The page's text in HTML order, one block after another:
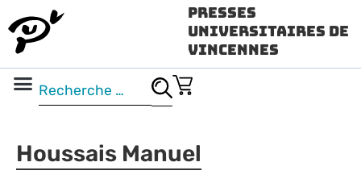
Presses
Universitaires de
Vincennes
Houssais Manuel